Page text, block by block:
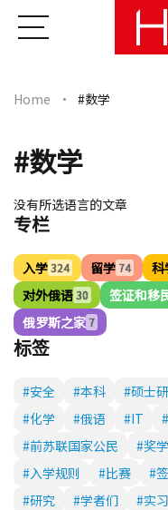
Home #数学
#数学
没有所选语言的文章
专栏
入学324 留学 74 科
对外俄语30 签证和移
俄罗斯之家 7
标签
#安全 #本科 #硕士
#化学
#俄语 #IT
#前苏联国家公民
#奖
#入学规则
#比赛 #
#研究
#学者们 #实习